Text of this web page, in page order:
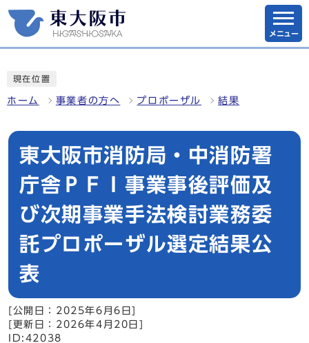
メニュー
現在位置
ホーム 事業者の方へ プロポーザル 結果
東大阪市消防局・中消防署
庁舎ＰＦＩ事業事後評価及
び次期事業手法検討業務委
託プロポーザル選定結果公
表
[公開日：2025年6月6日]
[更新日：2026年4月20日]
ID:42038